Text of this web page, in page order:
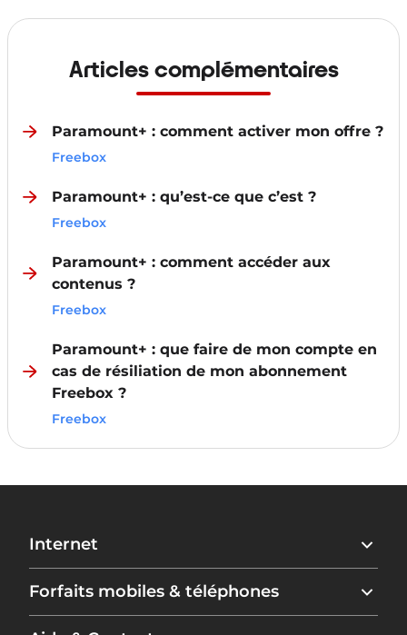
Articles complémentaires
Paramount+ : comment activer mon offre ?
Freebox
Paramount+ : qu’est-ce que c’est ?
Freebox
Paramount+ : comment accéder aux
contenus ?
Freebox
Paramount+ : que faire de mon compte en
cas de résiliation de mon abonnement
Freebox ?
Freebox
Internet
Freebox Ultra Essentiel
Forfaits mobiles & téléphones